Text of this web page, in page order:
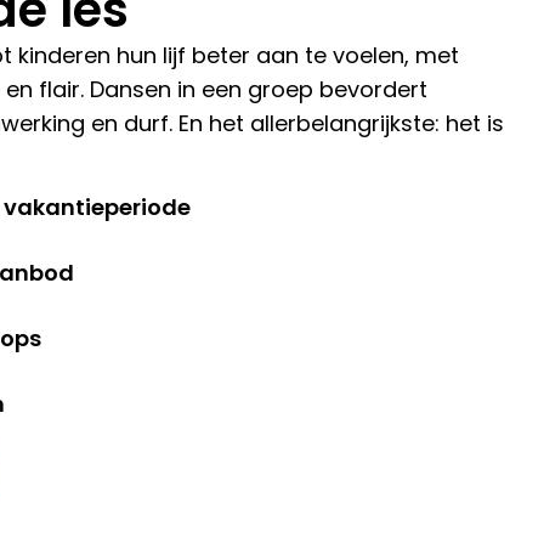
kinderen hun lijf beter aan te voelen, met
flair. Dansen in een groep bevordert
en durf. En het allerbelangrijkste: het is
vakantieperiode